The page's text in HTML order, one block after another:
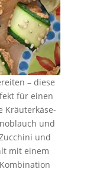
– diese
für einen
Kräuterkäse-
und
und
mit einem